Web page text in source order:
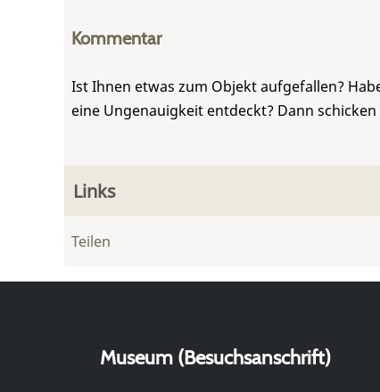
Kommentar
Ist Ihnen etwas zum Objekt aufgefallen?
eine Ungenauigkeit entdeckt? Dann
Links
Teilen
Museum (Besuchsanschrift)